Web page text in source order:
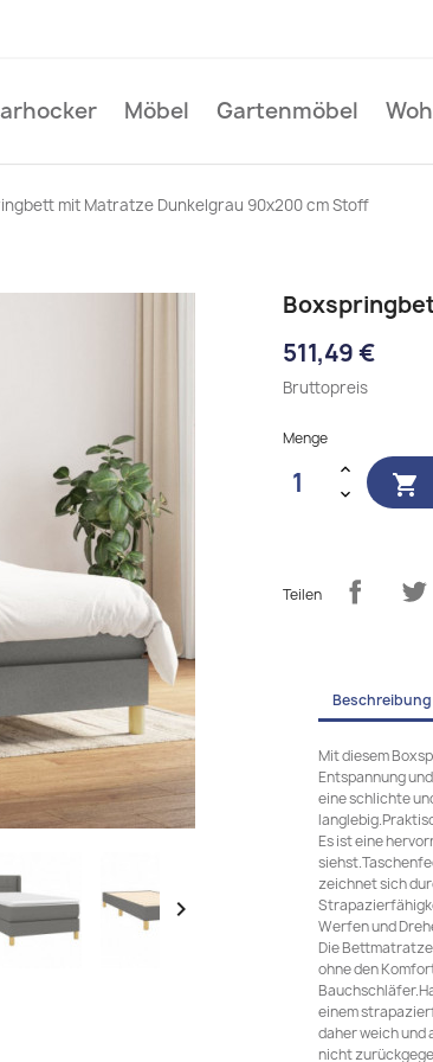
Möbel Gartenmöbel
mit Matratze Dunkelgrau 90x200 cm Stoff

511,49 €
Bruttopreis
Menge

Teilen
Beschreibung
Mit diesem
Entspannung
eine schlichte
Es ist eine
zeichnet sich
Werfen und
Die
ohne den
einem
daher weich und
nicht